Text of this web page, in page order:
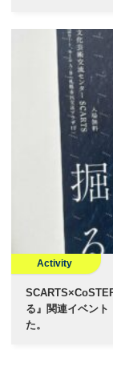
Activity
る』関連イベン
た。